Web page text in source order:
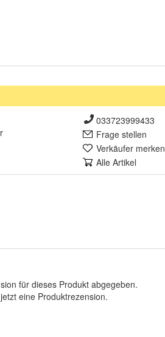
033723999433
Frage stellen
Verkäufer merken
Alle Artikel
für dieses Produkt abgegeben.
eine Produktrezension.